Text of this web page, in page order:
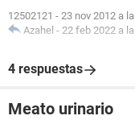
12502121 - 23 nov 2012 a
Azahel - 22 feb 2022 a
4 respuestas
Meato urinario